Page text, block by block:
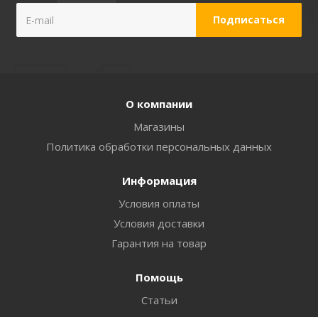
О компании
Магазины
Политика обработки персональных данных
Информация
Условия оплаты
Условия доставки
Гарантия на товар
Помощь
Статьи